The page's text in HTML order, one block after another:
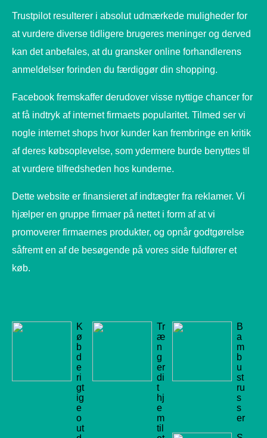
Trustpilot resulterer i absolut udmærkede muligheder for
at vurdere diverse tidligere brugeres meninger og derved
kan det anbefales, at du gransker online forhandlerens
anmeldelser forinden du færdiggør din shopping.
Facebook fremskaffer derudover visse nyttige chancer for
at få indtryk af internet firmaets popularitet. Tilmed ser vi
nogle internet shops hvor kunder kan frembringe en kritik
af deres købsoplevelse, som ydermere burde benyttes til
at vurdere tilfredsheden hos kunderne.
Dette website er finansieret af indtægter fra reklamer. Vi
hjælper en gruppe firmaer på nettet i form af at vi
promoverer firmaernes produkter, og opnår godtgørelse
såfremt en af de besøgende på vores side fuldfører et
køb.
K
ø
b
d
e
ri
gt
ig
e
o
ut
Tr
æ
n
g
er
di
t
hj
e
m
til
B
a
m
b
u
st
ru
s
s
er